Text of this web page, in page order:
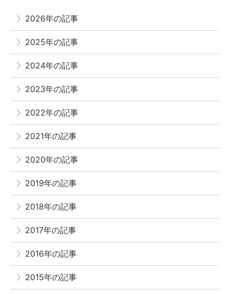
2026年の記事
2025年の記事
2024年の記事
2023年の記事
2022年の記事
2021年の記事
2020年の記事
2019年の記事
2018年の記事
2017年の記事
2016年の記事
2015年の記事